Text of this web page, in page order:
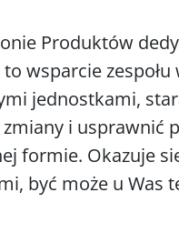
Produktów
to wsparcie
jednostkami,
i usprawnić
formie. Okazuje
być może u Was